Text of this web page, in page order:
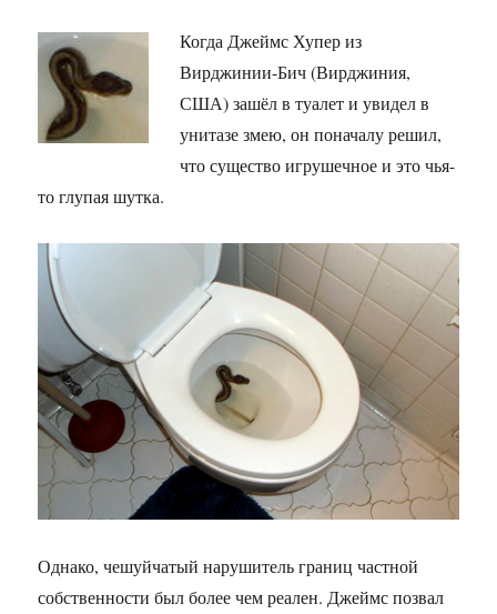
Когда Джеймс Хупер из
Вирджинии-Бич (Вирджиния,
США) зашёл в туалет и увидел в
унитазе змею, он поначалу решил,
что существо игрушечное и это чья-
то глупая шутка.
Однако, чешуйчатый нарушитель границ частной
собственности был более чем реален. Джеймс позвал